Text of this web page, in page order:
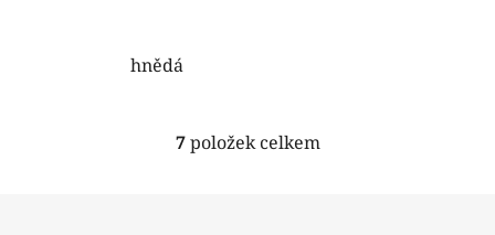
hnědá
O
7položek celkem